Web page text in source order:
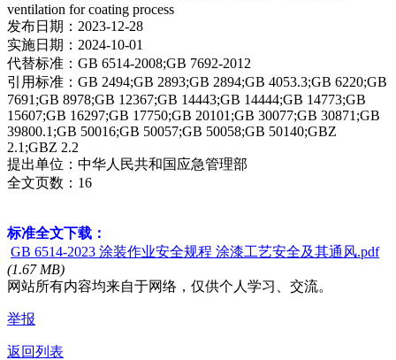
ventilation for coating process
发布日期：2023-12-28
实施日期：2024-10-01
代替标准：GB 6514-2008;GB 7692-2012
引用标准：GB 2494;GB 2893;GB 2894;GB 4053.3;GB 6220;GB
7691;GB 8978;GB 12367;GB 14443;GB 14444;GB 14773;GB
15607;GB 16297;GB 17750;GB 20101;GB 30077;GB 30871;GB
39800.1;GB 50016;GB 50057;GB 50058;GB 50140;GBZ
2.1;GBZ 2.2
提出单位：中华人民共和国应急管理部
全文页数：16
标准全文下载：
GB 6514-2023 涂装作业安全规程 涂漆工艺安全及其通风.pdf
(1.67 MB)
网站所有内容均来自于网络，仅供个人学习、交流。
举报
返回列表